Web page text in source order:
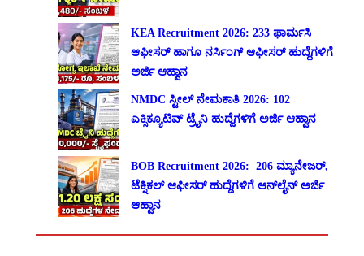
KEA Recruitment 2026: 233 ಫಾರ್ಮಸಿ
ಆಫೀಸರ್ ಹಾಗೂ ನರ್ಸಿಂಗ್ ಆಫೀಸರ್ ಹುದ್ದೆಗಳಿಗೆ
ಅರ್ಜಿ ಆಹ್ವಾನ
NMDC ಸ್ಟೀಲ್ ನೇಮಕಾತಿ 2026: 102
ಎಕ್ಸಿಕ್ಯೂಟಿವ್ ಟ್ರೈನಿ ಹುದ್ದೆಗಳಿಗೆ ಅರ್ಜಿ ಆಹ್ವಾನ
BOB Recruitment 2026: 206 ಮ್ಯಾನೇಜರ್,
ಟೆಕ್ನಿಕಲ್ ಆಫೀಸರ್ ಹುದ್ದೆಗಳಿಗೆ ಆನ್‌ಲೈನ್ ಅರ್ಜಿ
ಆಹ್ವಾನ